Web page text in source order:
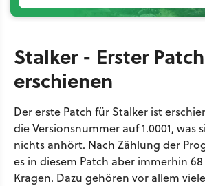
Stalker - Erster Patch
erschienen
Der erste Patch für Stalker ist
die Versionsnummer auf 1.0001, was
nichts anhört. Nach Zählung der
es in diesem Patch aber immerhin
Kragen. Dazu gehören vor allem